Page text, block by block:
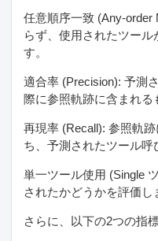
任意順序一致 (Any-order
らず、使用されたツー
す。
適合率 (Precision): 予測
際に参照軌跡に含まれる
再現率 (Recall): 参照軌
ち、予測されたツール呼
単一ツール使用 (Single
されたかどうかを評価し
さらに、以下の2つの指